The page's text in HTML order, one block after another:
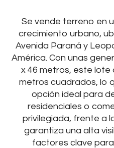
Se vende terreno en
crecimiento urbano,
Avenida Paraná y
América. Con unas
x 46 metros, este
metros cuadrados, lo
opción ideal para
residenciales o
privilegiada, frente a
garantiza una alta
factores clave